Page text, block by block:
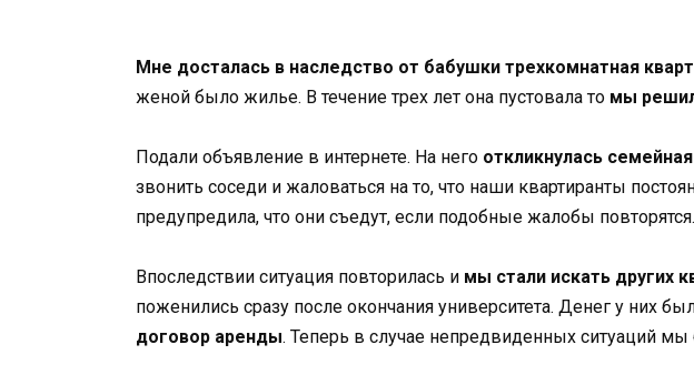
Мне досталась в наследство от бабушки трехкомнатная
женой было жилье. В течение трех лет она пустовала то мы
Подали объявление в интернете. На него откликнулась
звонить соседи и жаловаться на то, что наши квартиранты
предупредила, что они съедут, если подобные жалобы повторятся.
Впоследствии ситуация повторилась и мы стали искать других
поженились сразу после окончания университета. Денег у них
договор аренды. Теперь в случае непредвиденных ситуаций мы